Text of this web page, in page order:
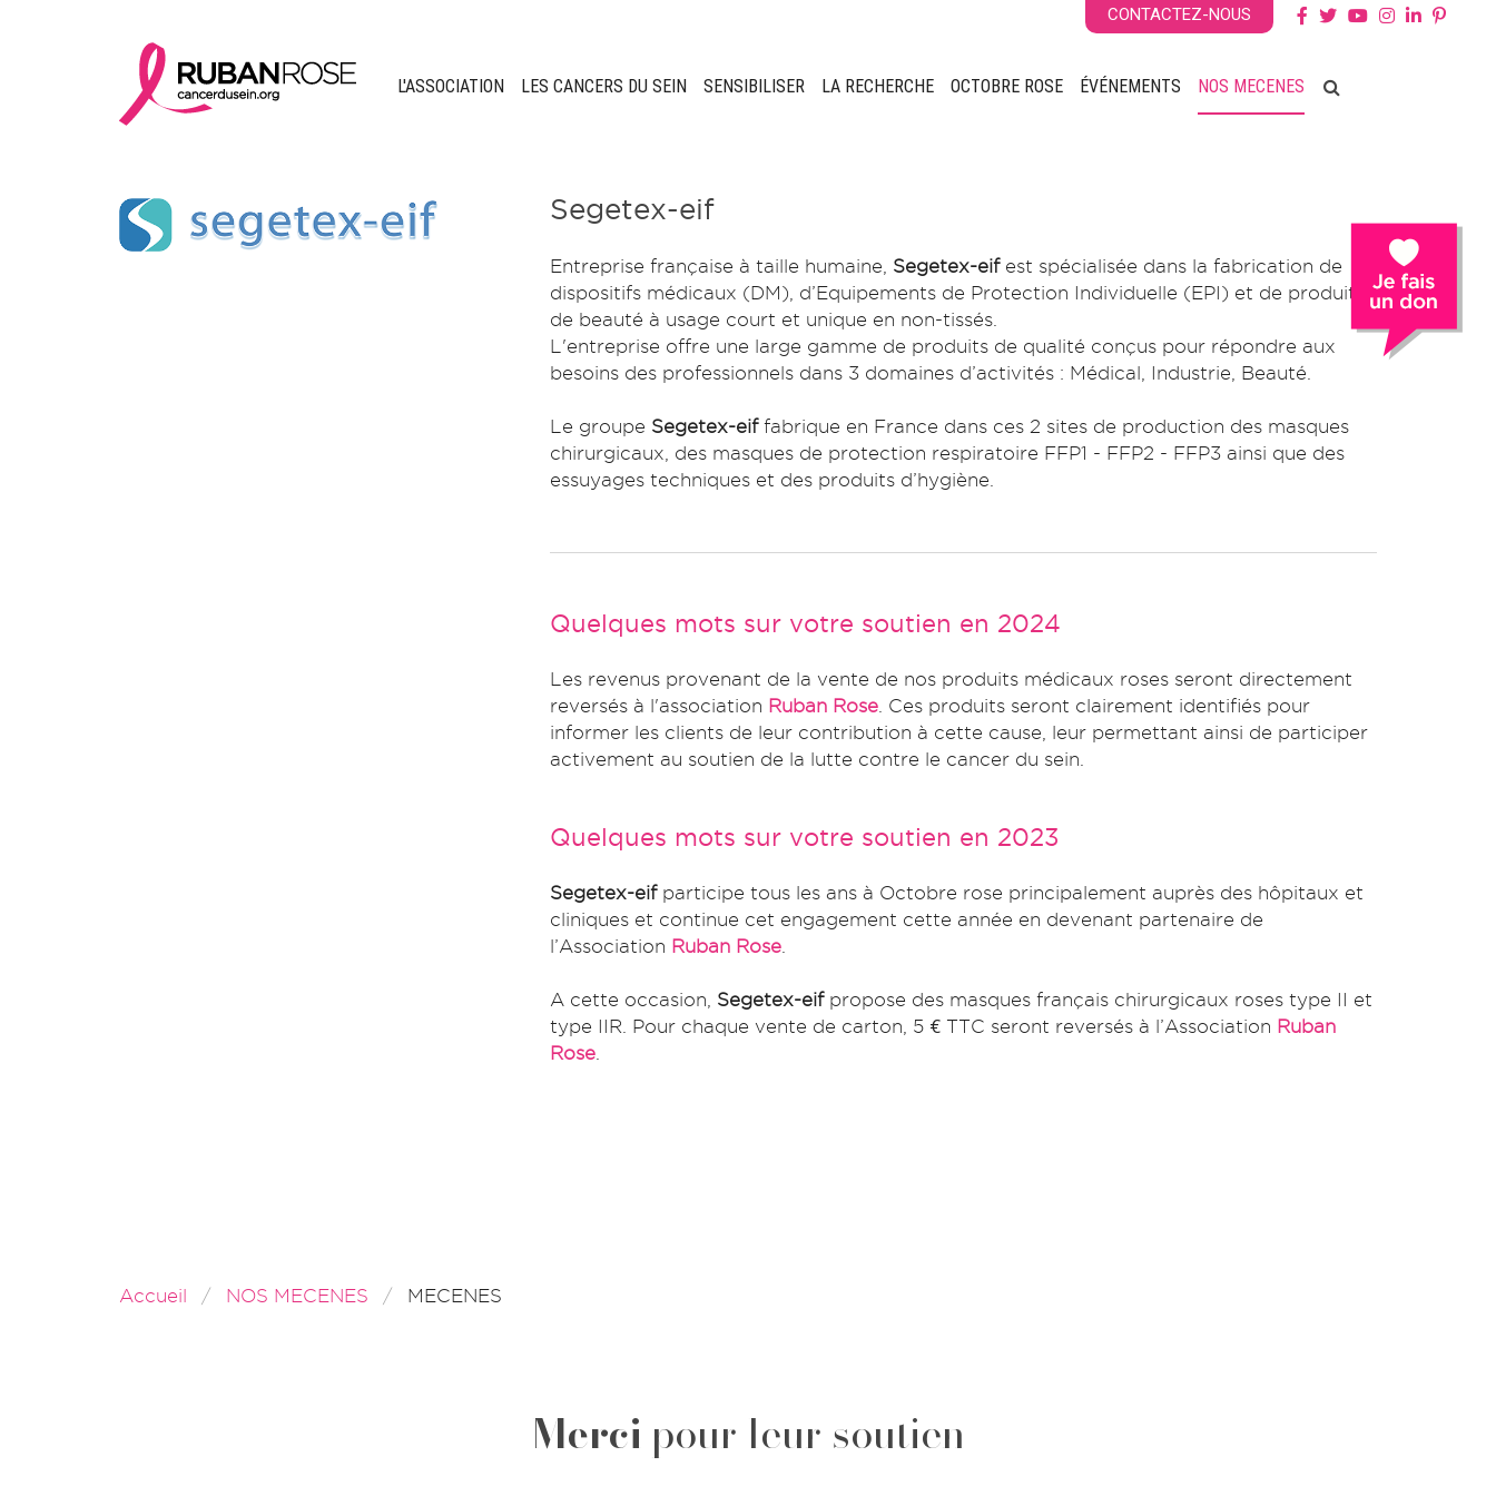
CONTACTEZ-NOUS
L'ASSOCIATION LES CANCERS DU SEIN SENSIBILISER LA RECHERCHE OCTOBRE ROSE ÉVÉNEMENTS NOS MECENES
Segetex-eif
Entreprise française à taille humaine, Segetex-eifest spécialisée dans la fabrication de
dispositifs médicaux (DM), d’Equipements de Protection Individuelle (EPI) et de produits
de beauté à usage court et unique en non-tissés.​
L'entreprise offre une large gamme de produits de qualité conçus pour répondre aux
besoins des professionnels dans 3 domaines d’activités : Médical, Industrie, Beauté. ​​
Le groupe Segetex-eiffabrique en France dans ces 2 sites de production des masques
chirurgicaux, des masques de protection respiratoire FFP1 - FFP2 - FFP3 ainsi que des
essuyages techniques et des produits d’hygiène.​
Quelques mots sur votre soutien en 2024
Les revenus provenant de la vente de nos produits médicaux roses seront directement
reversés à l'association Ruban Rose. Ces produits seront clairement identifiés pour
informer les clients de leur contribution à cette cause, leur permettant ainsi de participer
activement au soutien de la lutte contre le cancer du sein.
Quelques mots sur votre soutien en 2023
Segetex-eifparticipe tous les ans à Octobre rose principalement auprès des hôpitaux et
cliniques et continue cet engagement cette année en devenant partenaire de
l’Association Ruban Rose.​
​A cette occasion, Segetex-eifpropose des masques français chirurgicaux roses type II et
type IIR. Pour chaque vente de carton, 5 € TTC seront reversés à l’Association Ruban
Rose.
Accueil NOS MECENES MECENES
Merci pour leur soutien